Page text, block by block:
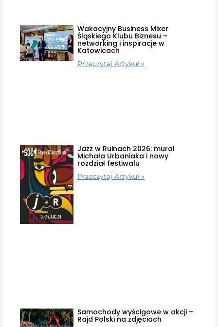
Wakacyjny Business Mixer
Śląskiego Klubu Biznesu –
networking i inspiracje w
Katowicach
Przeczytaj Artykuł »
Jazz w Ruinach 2026: mural
Michała Urbaniaka i nowy
rozdział festiwalu
Przeczytaj Artykuł »
Samochody wyścigowe w akcji –
Rajd Polski na zdjęciach